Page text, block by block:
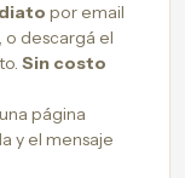
por email
o descargá el
Sin costo
página
y el mensaje